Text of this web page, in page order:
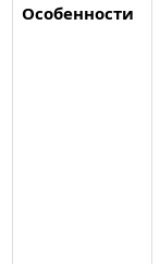
Особенности